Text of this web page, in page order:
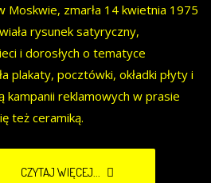
Moskwie, zmarła 14 kwietnia 1975
rysunek satyryczny,
i dorosłych o tematyce
plakaty, pocztówki, okładki płyty i
kampanii reklamowych w prasie
też ceramiką.
CZYTAJ WIĘCEJ...